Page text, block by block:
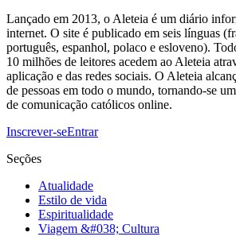
Lançado em 2013, o Aleteia é um diário
internet. O site é publicado em seis línguas
português, espanhol, polaco e esloveno).
10 milhões de leitores acedem ao Aleteia
aplicação e das redes sociais. O Aleteia
de pessoas em todo o mundo, tornando-se
de comunicação católicos online.
Inscrever-seEntrar
Seções
Atualidade
Estilo de vida
Espiritualidade
Viagem &#038; Cultura